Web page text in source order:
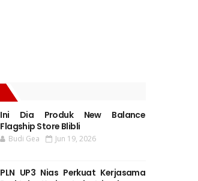
Ini Dia Produk New Balance
Flagship Store Blibli
Budi Gea Jun 19, 2026
PLN UP3 Nias Perkuat Kerjasama